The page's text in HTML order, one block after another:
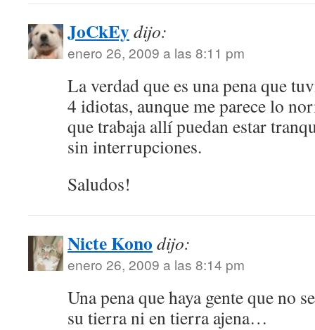
JoCkEydijo:
enero 26, 2009 a las 8:11 pm
La verdad que es una pena que
4 idiotas, aunque me parece lo
que trabaja allí puedan estar
sin interrupciones.
Saludos!
Nicte Kono dijo:
enero 26, 2009 a las 8:14 pm
Una pena que haya gente que no
su tierra ni en tierra ajena…